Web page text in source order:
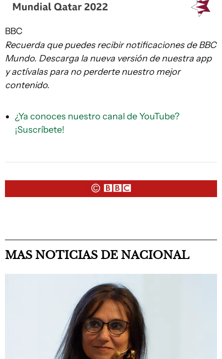
BBC
Recuerda quepuedes recibir notificaciones de BBC
Mundo. Descarga la nueva versión de nuestra app
y actívalas para no perderte nuestro mejor
contenido.
¿Ya conoces nuestro canal de YouTube?
¡Suscríbete!
MAS NOTICIAS DE NACIONAL